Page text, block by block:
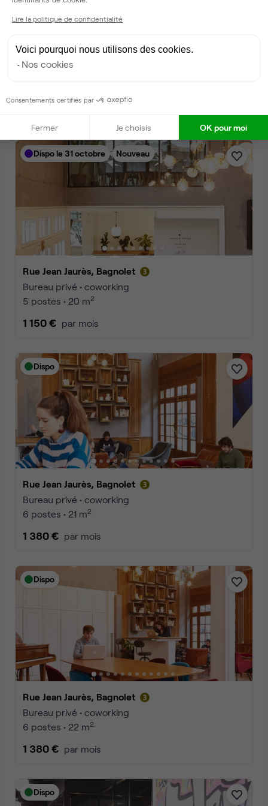
Rue Jean Jaurès, Bagnolet
Dispo le 31 octobre Nouveau
Rue Jean Jaurès, Bagnolet
Bureau privé • coworking
5 postes • 20 m2
1 150 € par mois
Dispo
Rue Jean Jaurès, Bagnolet
Bureau privé • coworking
6 postes • 21 m2
1 380 € par mois
Dispo
Rue Jean Jaurès, Bagnolet
Bureau privé • coworking
6 postes • 22 m2
1 380 € par mois
Dispo
Lire la politique de confidentialité
Voici pourquoi nous utilisons des cookies.
Nos cookies
Consentements certifiés par
Fermer Je choisis OK pour moi